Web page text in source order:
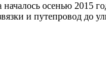
осенью 2015
и путепровод